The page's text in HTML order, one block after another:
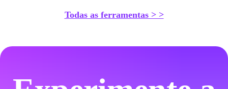
Todas as ferramentas > >